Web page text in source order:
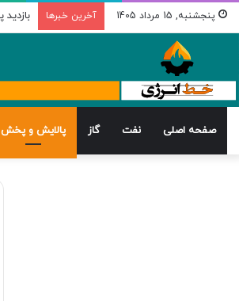
پنجشنبه, 15 مرداد 1405 آخرین خبرها
صفحه اصلی نفت گاز پالایش و پخش